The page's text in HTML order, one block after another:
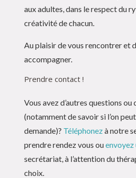
aux adultes, dans le respect du
créativité de chacun.
Au plaisir de vous rencontrer et
accompagner.
Prendre contact !
Vous avez d’autres questions ou
(notamment de savoir si l’on
demande)? Téléphonezà notre
prendre rendez vous ouenvoyez
secrétariat, à l’attention du
choix.